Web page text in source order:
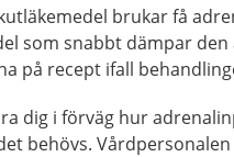
brukar få
som snabbt dämpar den
på recept ifall
dig i förväg hur
behövs.